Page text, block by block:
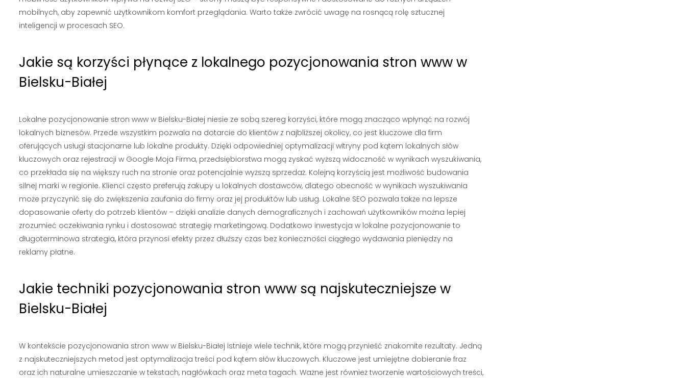
mobilnych, aby zapewnić użytkownikom komfort przeglądania. Warto także zwrócić uwagę na rosnącą rolę sztucznej
inteligencji w procesach SEO.
Jakie są korzyści płynące z lokalnego pozycjonowania stron www w
Bielsku-Białej
Lokalne pozycjonowanie stron www w Bielsku-Białej niesie ze sobą szereg korzyści, które mogą znacząco wpłynąć na rozwój
lokalnych biznesów. Przede wszystkim pozwala na dotarcie do klientów z najbliższej okolicy, co jest kluczowe dla firm
oferujących usługi stacjonarne lub lokalne produkty. Dzięki odpowiedniej optymalizacji witryny pod kątem lokalnych słów
kluczowych oraz rejestracji w Google Moja Firma, przedsiębiorstwa mogą zyskać wyższą widoczność w wynikach wyszukiwania,
co przekłada się na większy ruch na stronie oraz potencjalnie wyższą sprzedaż. Kolejną korzyścią jest możliwość budowania
silnej marki w regionie. Klienci często preferują zakupy u lokalnych dostawców, dlatego obecność w wynikach wyszukiwania
może przyczynić się do zwiększenia zaufania do firmy oraz jej produktów lub usług. Lokalne SEO pozwala także na lepsze
dopasowanie oferty do potrzeb klientów – dzięki analizie danych demograficznych i zachowań użytkowników można lepiej
zrozumieć oczekiwania rynku i dostosować strategię marketingową. Dodatkowo inwestycja w lokalne pozycjonowanie to
długoterminowa strategia, która przynosi efekty przez dłuższy czas bez konieczności ciągłego wydawania pieniędzy na
reklamy płatne.
Jakie techniki pozycjonowania stron www są najskuteczniejsze w
Bielsku-Białej
W kontekście pozycjonowania stron www w Bielsku-Białej istnieje wiele technik, które mogą przynieść znakomite rezultaty. Jedną
z najskuteczniejszych metod jest optymalizacja treści pod kątem słów kluczowych. Kluczowe jest umiejętne dobieranie fraz
oraz ich naturalne umieszczanie w tekstach, nagłówkach oraz meta tagach. Ważne jest również tworzenie wartościowych treści,